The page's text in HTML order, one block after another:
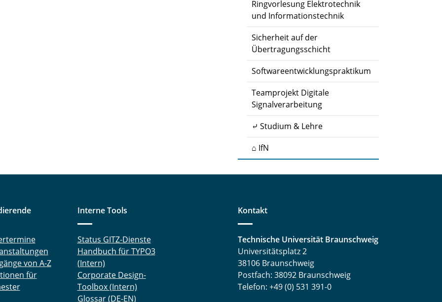
Ringvorlesung Elektrotechnik
und Informationstechnik
Sicherheit auf der
Übertragungsschicht
Softwareentwicklungspraktikum
Teamprojekt Digitale
Signalverarbeitung
⤶ Studium & Lehre
⌂ IfN
von A-Z
für
Interne Tools
Status GITZ-Dienste
Handbuch für TYPO3
(Intern)
Corporate Design-
Toolbox (Intern)
Glossar (DE-EN)
Kontakt
Technische Universität Braunschweig
Universitätsplatz 2
38106 Braunschweig
Postfach: 38092 Braunschweig
Telefon: +49 (0) 531 391-0